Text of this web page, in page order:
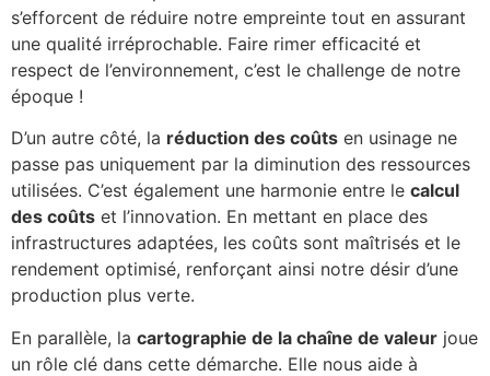
s’efforcent de réduire notre empreinte tout en assurant
une qualité irréprochable. Faire rimer efficacité et
respect de l’environnement, c’est le challenge de notre
époque !
D’un autre côté, la réduction des coûts en usinage ne
passe pas uniquement par la diminution des ressources
utilisées. C’est également une harmonie entre le calcul
des coûts et l’innovation. En mettant en place des
infrastructures adaptées, les coûts sont maîtrisés et le
rendement optimisé, renforçant ainsi notre désir d’une
production plus verte.
En parallèle, la cartographie de la chaîne de valeur joue
un rôle clé dans cette démarche. Elle nous aide à